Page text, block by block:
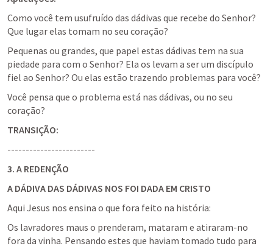
Como você tem usufruído das dádivas que recebe do Senhor?
Que lugar elas tomam no seu coração?
Pequenas ou grandes, que papel estas dádivas tem na sua
piedade para com o Senhor? Ela os levam a ser um discípulo
fiel ao Senhor? Ou elas estão trazendo problemas para você?
Você pensa que o problema está nas dádivas, ou no seu
coração?
TRANSIÇÃO:
------------------------
3. A REDENÇÃO
A DÁDIVA DAS DÁDIVAS NOS FOI DADA EM CRISTO
Aqui Jesus nos ensina o que fora feito na história:
Os lavradores maus o prenderam, mataram e atiraram-no
fora da vinha. Pensando estes que haviam tomado tudo para